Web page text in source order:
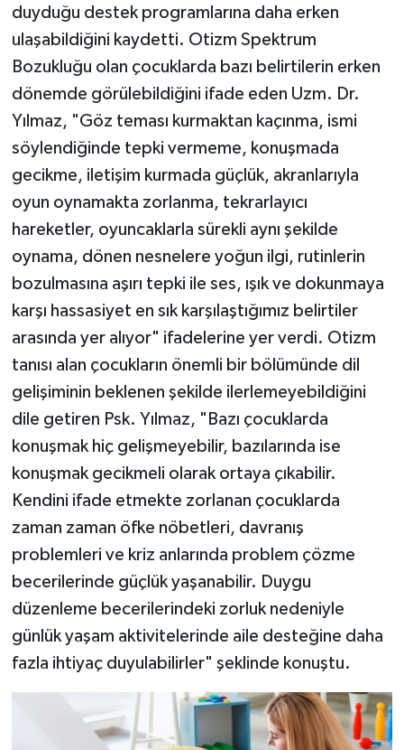
duyduğu destek programlarına daha erken
ulaşabildiğini kaydetti. Otizm Spektrum
Bozukluğu olan çocuklarda bazı belirtilerin erken
dönemde görülebildiğini ifade eden Uzm. Dr.
Yılmaz, "Göz teması kurmaktan kaçınma, ismi
söylendiğinde tepki vermeme, konuşmada
gecikme, iletişim kurmada güçlük, akranlarıyla
oyun oynamakta zorlanma, tekrarlayıcı
hareketler, oyuncaklarla sürekli aynı şekilde
oynama, dönen nesnelere yoğun ilgi, rutinlerin
bozulmasına aşırı tepki ile ses, ışık ve dokunmaya
karşı hassasiyet en sık karşılaştığımız belirtiler
arasında yer alıyor" ifadelerine yer verdi. Otizm
tanısı alan çocukların önemli bir bölümünde dil
gelişiminin beklenen şekilde ilerlemeyebildiğini
dile getiren Psk. Yılmaz, "Bazı çocuklarda
konuşmak hiç gelişmeyebilir, bazılarında ise
konuşmak gecikmeli olarak ortaya çıkabilir.
Kendini ifade etmekte zorlanan çocuklarda
zaman zaman öfke nöbetleri, davranış
problemleri ve kriz anlarında problem çözme
becerilerinde güçlük yaşanabilir. Duygu
düzenleme becerilerindeki zorluk nedeniyle
günlük yaşam aktivitelerinde aile desteğine daha
fazla ihtiyaç duyulabilirler" şeklinde konuştu.